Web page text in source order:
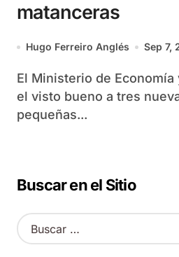
matanceras
Hugo Ferreiro Anglés Sep 7,
El Ministerio de Economía y Planificación dió
el visto bueno a tres
pequeñas...
Buscar en el Sitio
B
u